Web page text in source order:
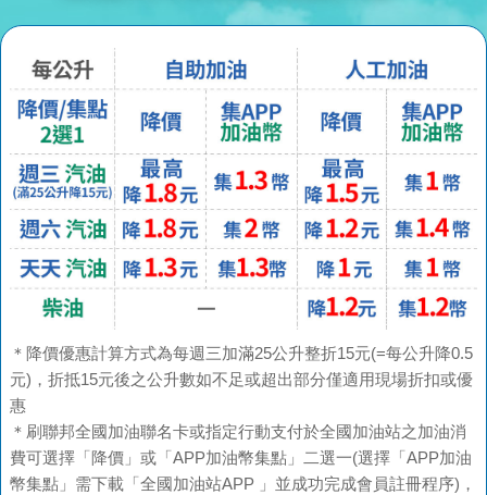
＊降價優惠計算方式為每週三加滿25公升整折15元(=每公升降0.5
元)，折抵15元後之公升數如不足或超出部分僅適用現場折扣或優
惠
＊刷聯邦全國加油聯名卡或指定行動支付於全國加油站之加油消
費可選擇「降價」或「APP加油幣集點」二選一(選擇「APP加油
幣集點」需下載「全國加油站APP 」並成功完成會員註冊程序)，